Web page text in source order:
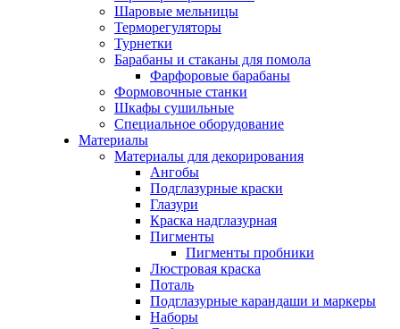
Шаровые мельницы
Терморегуляторы
Турнетки
Барабаны и стаканы для помола
Фарфоровые барабаны
Формовочные станки
Шкафы сушильные
Специальное оборудование
Материалы
Материалы для декорирования
Ангобы
Подглазурные краски
Глазури
Краска надглазурная
Пигменты
Пигменты пробники
Люстровая краска
Поталь
Подглазурные карандаши и маркеры
Наборы